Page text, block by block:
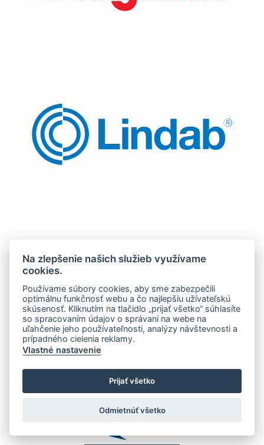
Na zlepšenie našich služieb využívame
cookies.
Používame súbory cookies, aby sme zabezpečili
optimálnu funkčnosť webu a čo najlepšiu užívateľskú
skúsenosť. Kliknutím na tlačidlo „prijať všetko“ súhlasíte
so spracovaním údajov o správaní na webe na
uľahčenie jeho používateľnosti, analýzy návštevnosti a
prípadného cielenia reklamy.
Vlastné nastavenie
Prijať všetko
Odmietnúť všetko